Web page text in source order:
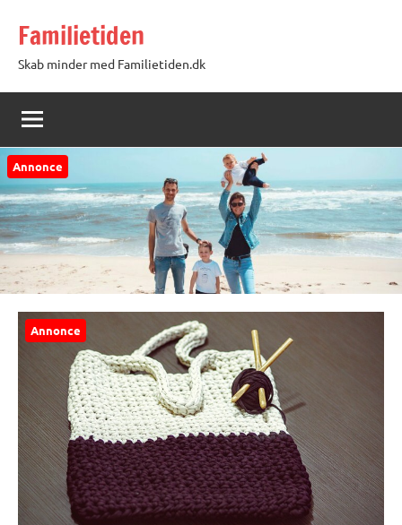
indhold
Familietiden
Skab minder med Familietiden.dk
Annonce
Annonce